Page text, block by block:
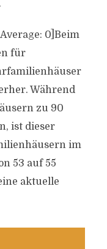
0]Beim
für
Während
zu 90
ist dieser
im
53 auf 55
aktuelle